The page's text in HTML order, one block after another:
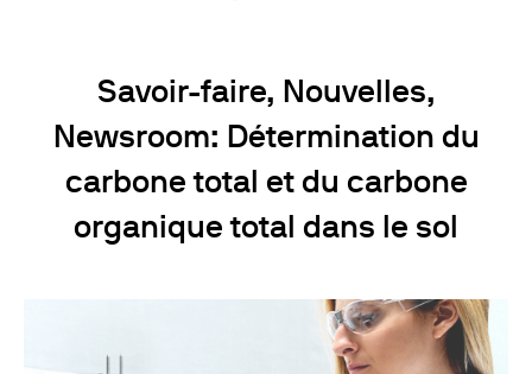
Savoir-faire, Nouvelles,
Newsroom: Détermination du
carbone total et du carbone
organique total dans le sol